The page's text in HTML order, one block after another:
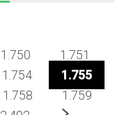
1.750
1.751
1.754
1.755
1.758
1.759